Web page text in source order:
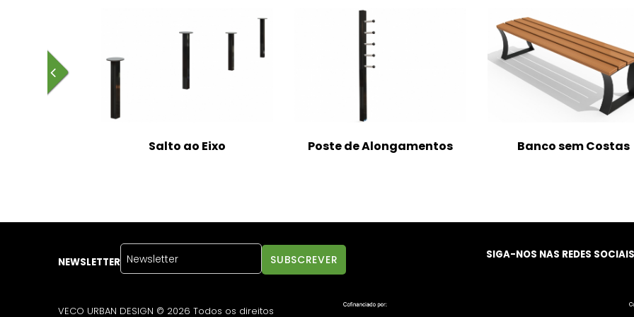
Salto ao Eixo Poste de Alongamentos Banco sem Costas
NEWSLETTER
SIGA-NOS NAS REDES SOCIAIS
VECO URBAN DESIGN © 2026 Todos os direitos